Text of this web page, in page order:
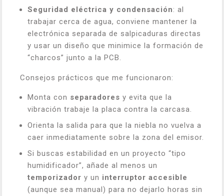
Seguridad eléctrica y condensación: al
trabajar cerca de agua, conviene mantener la
electrónica separada de salpicaduras directas
y usar un diseño que minimice la formación de
“charcos” junto a la PCB.
Consejos prácticos que me funcionaron:
Monta con separadores y evita que la
vibración trabaje la placa contra la carcasa.
Orienta la salida para que la niebla no vuelva a
caer inmediatamente sobre la zona del emisor.
Si buscas estabilidad en un proyecto “tipo
humidificador”, añade al menos un
temporizador y un interruptor accesible
(aunque sea manual) para no dejarlo horas sin